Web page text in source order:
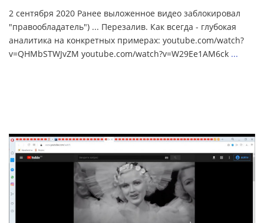
2 сентября 2020 Ранее выложенное видео заблокировал
"правообладатель") ... Перезалив. Как всегда - глубокая
аналитика на конкретных примерах: youtube.com/watch?
v=QHMbSTWJvZM youtube.com/watch?v=W29Ee1AM6ck ...